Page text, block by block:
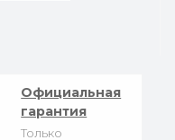
Официальная
гарантия
Только